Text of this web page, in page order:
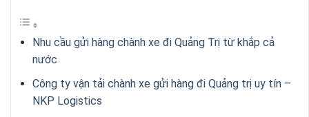
Nhu cầu gửi hàng chành xe đi Quảng Trị từ khắp cả
nước
Công ty vận tải chành xe gửi hàng đi Quảng trị uy tín –
NKP Logistics